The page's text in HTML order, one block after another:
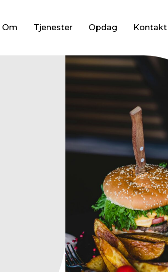
Om Tjenester Opdag Kontakt